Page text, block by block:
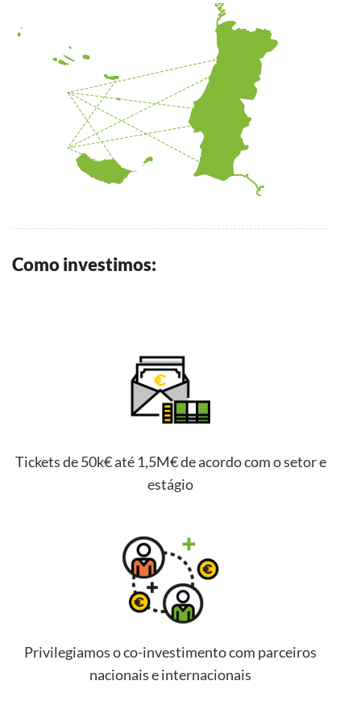
Como investimos:
Tickets de 50k€ até 1,5M€ de acordo com o setor e
estágio
Privilegiamos o co-investimento com parceiros
nacionais e internacionais